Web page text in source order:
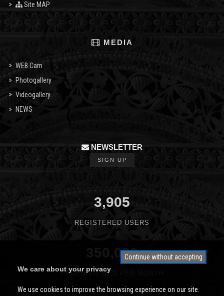
Site MAP
MEDIA
WEB Cam
Photogallery
Videogallery
NEWS
NEWSLETTER
SIGN UP
3,905
REGISTERED USERS
350,000
PAGES VIEWED PER MONTH
Continue without accepting
We care about your privacy
We use cookies to improve the browsing experience on our site.